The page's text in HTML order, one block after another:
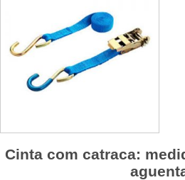
Cinta com catraca: